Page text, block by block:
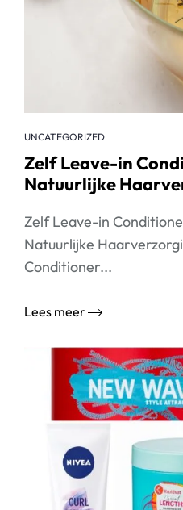
UNCATEGORIZED
Zelf Leave-in
Natuurlijke
Zelf Leave-in
Natuurlijke
Conditioner...
Lees meer